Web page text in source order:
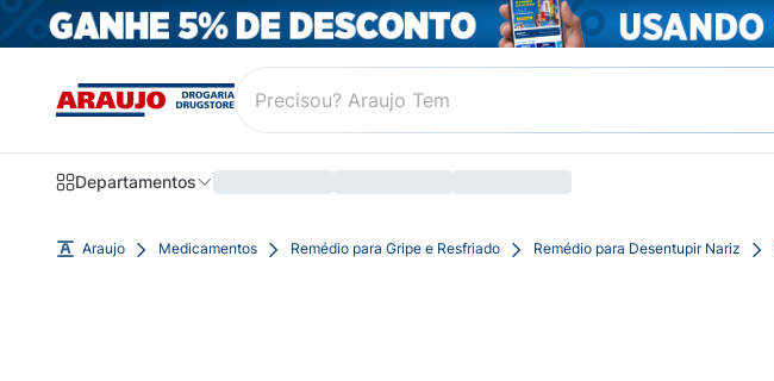
Departamentos
Araujo Medicamentos Remédio para Gripe e Resfriado Remédio para Desentupir Nariz